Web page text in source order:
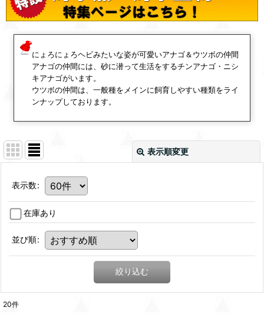
にょろにょろヘビみたいな姿が可愛いアナゴ＆ウツボの仲間
アナゴの仲間には、砂に潜って生活をするチンアナゴ・ニシ
キアナゴがいます。
ウツボの仲間は、一般種をメインに飼育しやすい種類をライ
ンナップしております。
表示順変更
表示数:
在庫あり
並び順:
絞り込む
20件